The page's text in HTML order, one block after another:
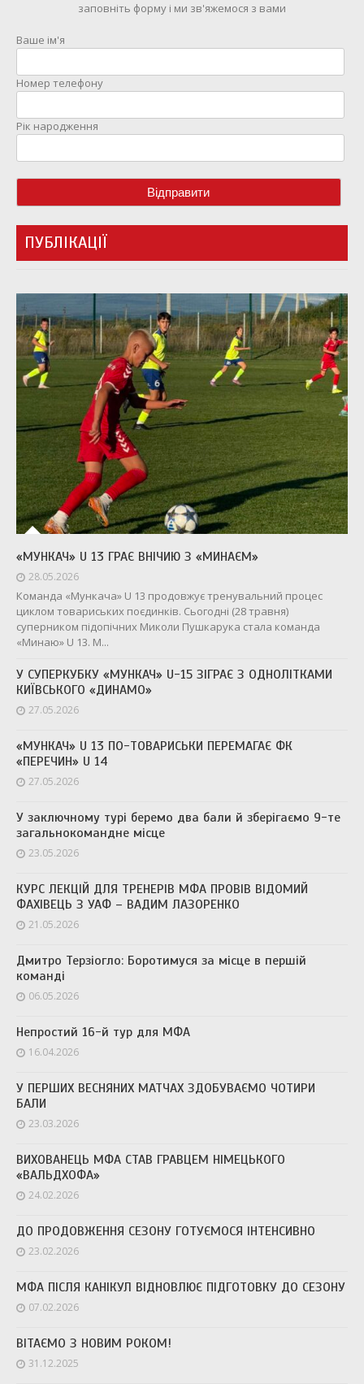
заповніть форму і ми зв'яжемося з вами
Ваше ім'я
Номер телефону
Рік народження
ПУБЛІКАЦІЇ
«МУНКАЧ» U 13 ГРАЄ ВНІЧИЮ З «МИНАЄМ»
28.05.2026
Команда «Мункача» U 13 продовжує тренувальний процес
циклом товариських поєдинків. Сьогодні (28 травня)
суперником підопічних Миколи Пушкарука стала команда
«Минаю» U 13. М...
У СУПЕРКУБКУ «МУНКАЧ» U-15 ЗІГРАЄ З ОДНОЛІТКАМИ
КИЇВСЬКОГО «ДИНАМО»
27.05.2026
«МУНКАЧ» U 13 ПО-ТОВАРИСЬКИ ПЕРЕМАГАЄ ФК
«ПЕРЕЧИН» U 14
27.05.2026
У заключному турі беремо два бали й зберігаємо 9-те
загальнокомандне місце
23.05.2026
КУРС ЛЕКЦІЙ ДЛЯ ТРЕНЕРІВ МФА ПРОВІВ ВІДОМИЙ
ФАХІВЕЦЬ З УАФ – ВАДИМ ЛАЗОРЕНКО
21.05.2026
Дмитро Терзіогло: Боротимуся за місце в першій
команді
06.05.2026
Непростий 16-й тур для МФА
16.04.2026
У ПЕРШИХ ВЕСНЯНИХ МАТЧАХ ЗДОБУВАЄМО ЧОТИРИ
БАЛИ
23.03.2026
ВИХОВАНЕЦЬ МФА СТАВ ГРАВЦЕМ НІМЕЦЬКОГО
«ВАЛЬДХОФА»
24.02.2026
ДО ПРОДОВЖЕННЯ СЕЗОНУ ГОТУЄМОСЯ ІНТЕНСИВНО
23.02.2026
МФА ПІСЛЯ КАНІКУЛ ВІДНОВЛЮЄ ПІДГОТОВКУ ДО СЕЗОНУ
07.02.2026
ВІТАЄМО З НОВИМ РОКОМ!
31.12.2025